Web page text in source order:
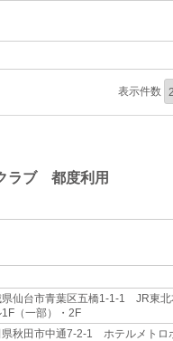
表示件数
ラブ 都度利用
県仙台市青葉区五橋1-1-1 JR東北
1F（一部）・2F
県秋田市中通7-2-1 ホテルメトロ